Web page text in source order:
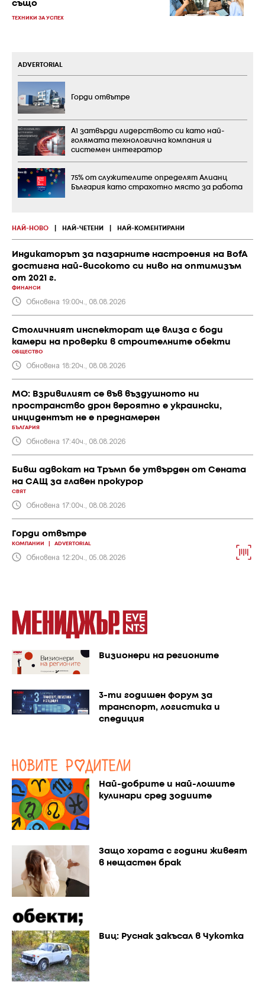
също
ТЕХНИКИ ЗА УСПЕХ
НАЙ-НОВО НАЙ-ЧЕТЕНИ НАЙ-КОМЕНТИРАНИ
Индикаторът за пазарните настроения на BofA
достигна най-високото си ниво на оптимизъм
от 2021 г.
ФИНАНСИ
Обновена 19:00ч., 08.08.2026
Столичният инспекторат ще влиза с боди
камери на проверки в строителните обекти
ОБЩЕСТВО
Обновена 18:20ч., 08.08.2026
МО: Взривилият се във въздушното ни
пространство дрон вероятно е украински,
инцидентът не е преднамерен
БЪЛГАРИЯ
Обновена 17:40ч., 08.08.2026
Бивш адвокат на Тръмп бе утвърден от Сената
на САЩ за главен прокурор
СВЯТ
Обновена 17:00ч., 08.08.2026
Горди отвътре
КОМПАНИИ ADVERTORIAL
Обновена 12:20ч., 05.08.2026
ADVERTORIAL
Горди отвътре
А1 затвърди лидерството си като най-
голямата технологична компания и
системен интегратор
75% от служителите определят Алианц
България като страхотно място за работа
Визионери на регионите
3-ти годишен форум за
транспорт, логистика и
спедиция
Най-добрите и най-лошите
кулинари сред зодиите
Защо хората с години живеят
в нещастен брак
Виц: Руснак закъсал в Чукотка